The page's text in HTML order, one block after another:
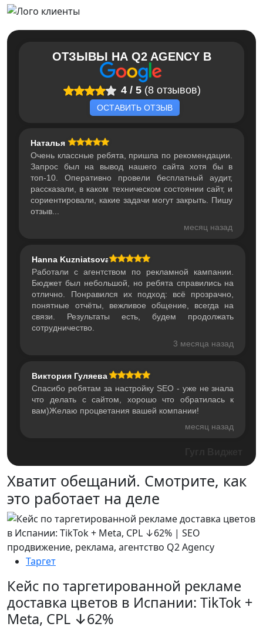
ОТЗЫВЫ НА Q2 AGENCYВ
4/ 5 (8 отзывов)
ОСТАВИТЬ ОТЗЫВ
Наталья
Очень классные ребята, пришла по рекомендации.
Запрос был на вывод нашего сайта хотя бы в
топ-10. Оперативно провели бесплатный аудит,
рассказали, в каком техническом состоянии сайт, и
сориентировали, какие задачи могут закрыть. Пишу
отзыв...
месяц назад
Hanna Kuzniatsova
Работали с агентством по рекламной кампании.
Бюджет был небольшой, но ребята справились на
отлично. Понравился их подход: всё прозрачно,
понятные отчёты, вежливое общение, всегда на
связи. Результаты есть, будем продолжать
сотрудничество.
3 месяца назад
Виктория Гуляева
Спасибо ребятам за настройку SEO - уже не знала
что делать с сайтом, хорошо что обратилась к
вам)Желаю процветания вашей компании!
месяц назад
Хватит обещаний. Смотрите, как
это работает на деле
Таргет
Кейс по таргетированной рекламе
доставка цветов в Испании: TikTok +
Meta, CPL ↓62%